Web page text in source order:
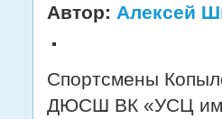
Автор: Алексей
Спортсмены
ДЮСШ ВК «УСЦ